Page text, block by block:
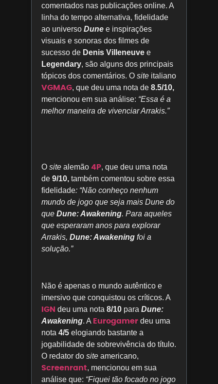
comentados nas publicações online. A
linha do tempo alternativa, fidelidade
ao universo Dune e inspirações
visuais e sonoras dos filmes de
sucesso de Denis Villeneuve e
Legendary, são alguns dos principais
tópicos dos comentários. O site italiano
VGMAG, que deu uma nota de 8.5/10,
mencionou em sua análise: “Essa é a
melhor maneira de vivenciar Arrakis.”
O site alemão 4P, que deu uma nota
de 9/10, também comentou sobre essa
fidelidade: “Não conheço nenhum
mundo de jogo que seja mais Dune do
que Dune: Awakening. Para aqueles
que esperaram anos para explorar
Arrakis, Dune: Awakening foi a
solução.”
Não é apenas o mundo autêntico e
imersivo que conquistou os críticos. A
IGN deu uma nota 8/10 para Dune:
Awakening. A Eurogamer deu uma
nota 4/5 elogiando bastante a
jogabilidade de sobrevivência do título.
O redator do site americano,
Screenrant, mencionou em sua
análise que: “Fiquei tão focado no jogo